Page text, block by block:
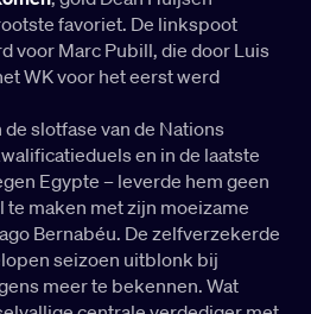
favoriet. De linkspoot
voor Marc Pubill, die door Luis
WK voor het eerst werd
slotfase van de Nations
en in de laatste
Egypte – leverde hem geen
te maken met zijn moeizame
Bernabéu. De zelfverzekerde
seizoen uitblonk bij
meer te bekennen. Wat